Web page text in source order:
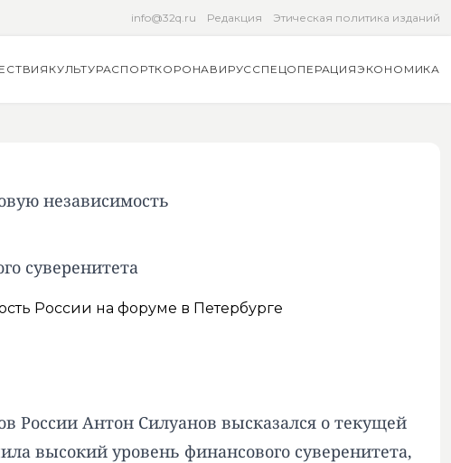
info@32q.ru Редакция Этическая политика изданий
КУЛЬТУРАСПОРТКОРОНАВИРУССПЕЦОПЕРАЦИЯЭКОНОМИКА
независимость
суверенитета
России Антон Силуанов высказался о текущей
высокий уровень финансового суверенитета,